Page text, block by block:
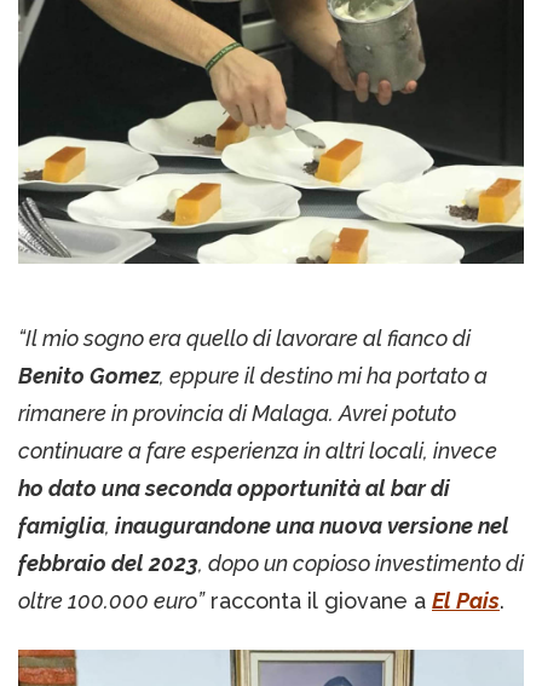
“Il mio sogno era quello di lavorare al fianco di
Benito Gomez, eppure il destino mi ha portato a
rimanere in provincia di Malaga. Avrei potuto
continuare a fare esperienza in altri locali, invece
ho dato una seconda opportunità al bar di
famiglia, inaugurandone una nuova versione nel
febbraio del 2023, dopo un copioso investimento di
oltre 100.000 euro”racconta il giovane a El Pais.